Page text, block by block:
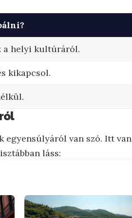
a helyi kultúráról.
kikapcsol.
egyensúlyáról van szó. Itt van
láss: